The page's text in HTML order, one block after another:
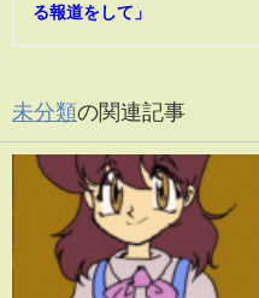
る報道をして」
未分類の関連記事